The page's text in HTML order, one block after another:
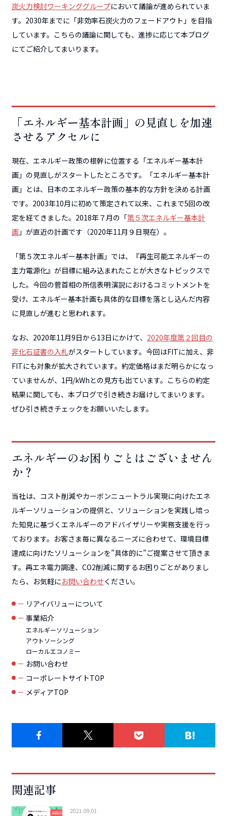
炭火力検討ワーキンググループにおいて議論が進められていま
す。2030年までに「非効率石炭火力のフェードアウト」を目指
しています。こちらの議論に関しても、進捗に応じて本ブログ
にてご紹介してまいります。
「エネルギー基本計画」の見直しを加速
させるアクセルに
現在、エネルギー政策の根幹に位置する「エネルギー基本計
画」の見直しがスタートしたところです。「エネルギー基本計
画」とは、日本のエネルギー政策の基本的な方針を決める計画
です。2003年10月に初めて策定されて以来、これまで5回の改
定を経てきました。2018年７月の「第５次エネルギー基本計
画」が直近の計画です（2020年11月９日現在）。
「第５次エネルギー基本計画」では、『再生可能エネルギーの
主力電源化』が目標に組み込まれたことが大きなトピックスで
した。今回の菅首相の所信表明演説におけるコミットメントを
受け、エネルギー基本計画も具体的な目標を落とし込んだ内容
に見直しが進むと思われます。
なお、2020年11月9日から13日にかけて、 2020年度第２回目の
非化石証書の入札がスタートしています。今回はFITに加え、非
FITにも対象が拡大されています。約定価格はまだ明らかになっ
ていませんが、1円/kWhとの見方も出ています。こちらの約定
結果に関しても、本ブログで引き続きお届けしてまいります。
ぜひ引き続きチェックをお願いいたします。
エネルギーのお困りごとはございません
か？
当社は、コスト削減やカーボンニュートラル実現に向けたエネ
ルギーソリューションの提供と、ソリューションを実践し培っ
た知見に基づくエネルギーのアドバイザリーや実務支援を行っ
ております。お客さま毎に異なるニーズに合わせて、環境目標
達成に向けたソリューションを”具体的に”ご提案させて頂きま
す。再エネ電力調達、CO2削減に関するお困りごとがありまし
たら、お気軽にお問い合わせ ください。
リアイバリューについて
事業紹介
エネルギーソリューション
アウトソーシング
ローカルエコノミー
お問い合わせ
コーポレートサイトTOP
メディアTOP
関連記事
2021.09.01